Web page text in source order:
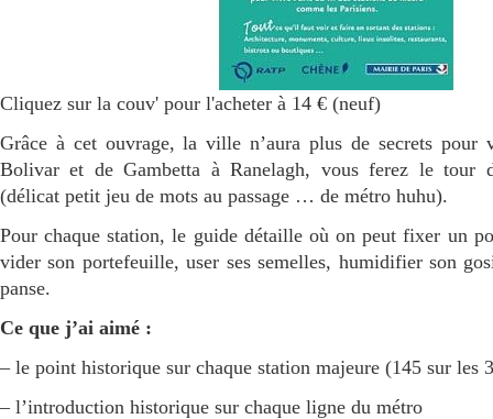
Cliquez sur la couv' pour l'acheter à 14 € (neuf)
Grâce à cet ouvrage, la ville n’aura plus de secrets pour
Bolivar et de Gambetta à Ranelagh, vous ferez le tour
(délicat petit jeu de mots au passage … de métro huhu).
Pour chaque station, le guide détaille où on peut fixer un
vider son portefeuille, user ses semelles, humidifier son
panse.
Ce que j’ai aimé :
– le point historique sur chaque station majeure (145 sur les
– l’introduction historique sur chaque ligne du métro